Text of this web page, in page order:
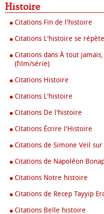
Histoire
Citations Fin de l'histoire
Citations L'histoire se répète
Citations dans À tout
(film/série)
Citations Histoire
Citations L'histoire
Citations De l'histoire
Citations Écrire l'Histoire
Citations de Simone Veil
Citations de Napoléon
Citations Notre histoire
Citations de Recep Tayyip
Citations Belle histoire